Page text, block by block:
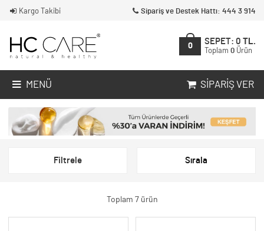
Kargo Takibi Sipariş ve Destek Hattı: 444 3 914
0
SEPET: 0 TL.
Toplam 0 Ürün
MENÜ SIPARIŞ VER
Filtrele Sırala
Toplam 7 ürün